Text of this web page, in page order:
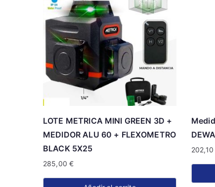
LOTE METRICA MINI GREEN 3D +
MEDIDOR ALU 60 + FLEXOMETRO
BLACK 5X25
285,00€